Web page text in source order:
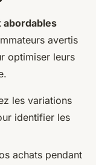
abordables
avertis
optimiser leurs
les variations
identifier les
achats pendant